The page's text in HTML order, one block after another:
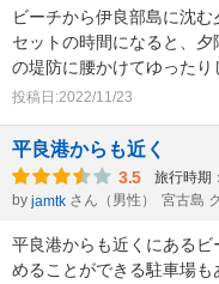
ビーチから伊良部島に沈
セットの時間になると、
の堤防に腰かけてゆったり
投稿日:2022/11/23
平良港からも近く
3.5 旅行時期
by jamtk さん（男性） 宮古島
平良港からも近くにある
めることができる駐車場